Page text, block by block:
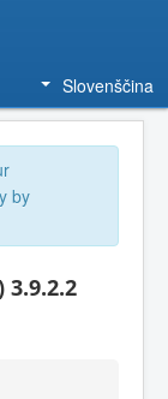
Slovenščina
by